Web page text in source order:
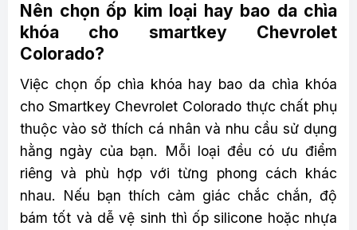
Nên chọn ốp kim loại hay bao da chìa
khóa cho smartkey Chevrolet
Colorado?
Việc chọn ốp chìa khóa hay bao da chìa khóa
cho Smartkey Chevrolet Colorado thực chất phụ
thuộc vào sở thích cá nhân và nhu cầu sử dụng
hằng ngày của bạn. Mỗi loại đều có ưu điểm
riêng và phù hợp với từng phong cách khác
nhau. Nếu bạn thích cảm giác chắc chắn, độ
bám tốt và dễ vệ sinh thì ốp silicone hoặc nhựa